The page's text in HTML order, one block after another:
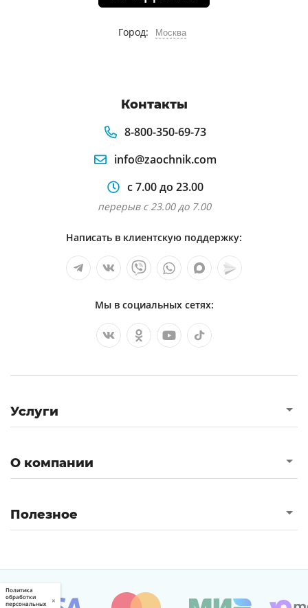
Город: Москва
Контакты
8-800-350-69-73
info@zaochnik.com
с 7.00 до 23.00
перерыв с 23.00 до 7.00
Написать в клиентскую поддержку:
Мы в социальных сетях:
Услуги
О компании
Полезное
Политика
обработки
персональных
×